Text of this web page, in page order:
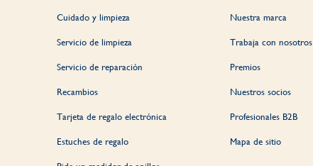
Cuidado y limpieza
Servicio de limpieza
Servicio de reparación
Recambios
Tarjeta de regalo electrónica
Estuches de regalo
Nuestra marca
Trabaja con nosotros
Premios
Nuestros socios
Profesionales B2B
Mapa de sitio